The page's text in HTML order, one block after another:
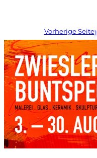
Vorherige Seite1